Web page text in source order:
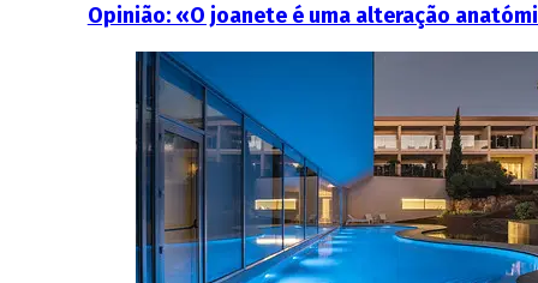
Opinião: «O joanete é uma alteração